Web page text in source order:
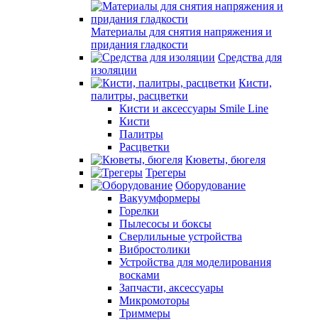
Материалы для снятия напряжения и
придания гладкости
Средства для
изоляции
Кисти,
палитры, расцветки
Кисти и аксессуары Smile Line
Кисти
Палитры
Расцветки
Кюветы, бюгеля
Трегеры
Оборудование
Вакуумформеры
Горелки
Пылесосы и боксы
Сверлильные устройства
Вибростолики
Устройства для моделирования
восками
Запчасти, аксессуары
Микромоторы
Триммеры